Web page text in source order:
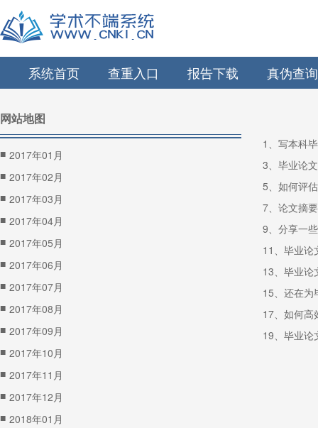
系统首页 查重入口 报告下载 真伪查询
网站地图
■ 2017年01月
■ 2017年02月
■ 2017年03月
■ 2017年04月
■ 2017年05月
■ 2017年06月
■ 2017年07月
■ 2017年08月
■ 2017年09月
■ 2017年10月
■ 2017年11月
■ 2017年12月
■ 2018年01月
1、写本科
3、毕业论
5、如何评
7、论文摘
9、分享一
11、毕业论
13、毕业论
15、还在为
17、如何高
19、毕业论